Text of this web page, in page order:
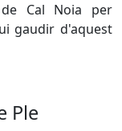
Cal Noia per
gaudir d'aquest
Ple